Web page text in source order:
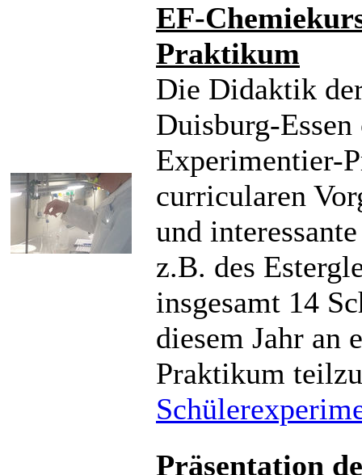
EF-
Praktikum
Die Didaktik
Duisburg-
Experimentier-
curricularen
und
z.B. des
insgesamt 14
diesem Jahr an
Praktikum
Präsentation